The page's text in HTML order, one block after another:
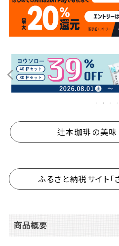
辻本珈琲の美味
ふるさと納税サイト「
商品概要